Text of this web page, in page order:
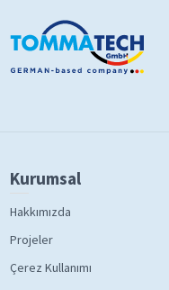
Kurumsal
Hakkımızda
Projeler
Çerez Kullanımı